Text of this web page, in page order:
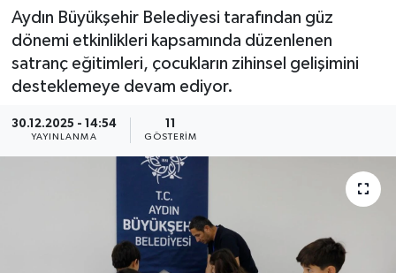
Aydın Büyükşehir Belediyesi tarafından güz
dönemi etkinlikleri kapsamında düzenlenen
satranç eğitimleri, çocukların zihinsel gelişimini
desteklemeye devam ediyor.
30.12.2025 - 14:54
YAYINLANMA GÖSTERIM